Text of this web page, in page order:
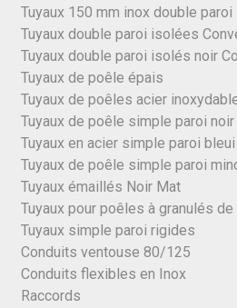
Tuyaux 150 mm inox double
Tuyaux double paroi isolées
Tuyaux double paroi isolés noir
Tuyaux de poêle épais
Tuyaux de poêles acier
Tuyaux de poêle simple paroi noir
Tuyaux en acier simple paroi
Tuyaux de poêle simple paroi
Tuyaux émaillés Noir Mat
Tuyaux pour poêles à granulés
Tuyaux simple paroi rigides
Conduits ventouse 80/125
Conduits flexibles en Inox
Raccords